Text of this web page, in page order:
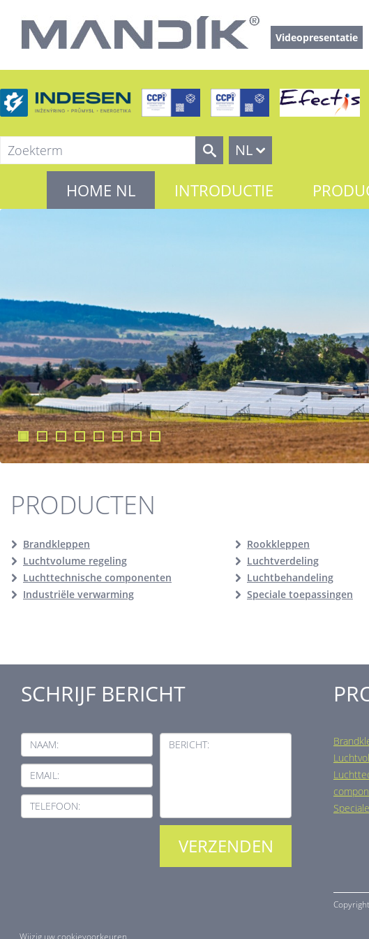
Videopresentatie
NL
HOME NL INTRODUCTIE
PRODUCTEN
Brandkleppen
Rookkleppen
Luchtvolume regeling
Luchtverdeling
Luchttechnische componenten
Luchtbehandeling
Industriële verwarming
Speciale toepassingen
SCHRIJF BERICHT
NAAM:
EMAIL:
TELEFOON:
BERICHT:
Wijzig uw cookievoorkeuren